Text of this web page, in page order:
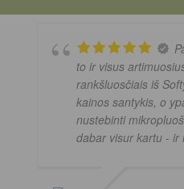
to ir visus
rankšluosčiais iš
kainos santykis, o
nustebinti
dabar visur kartu - ir